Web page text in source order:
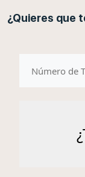
¿Quieres que